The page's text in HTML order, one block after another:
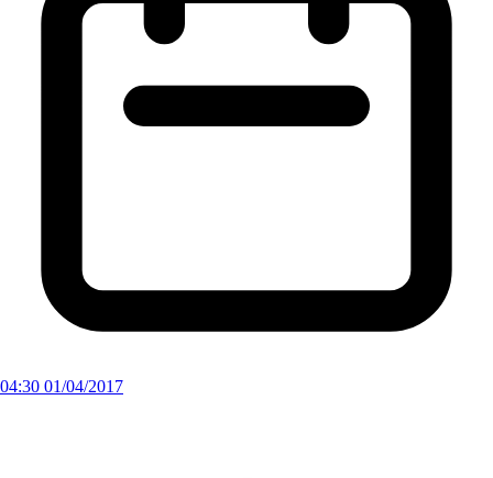
04:30 01/04/2017